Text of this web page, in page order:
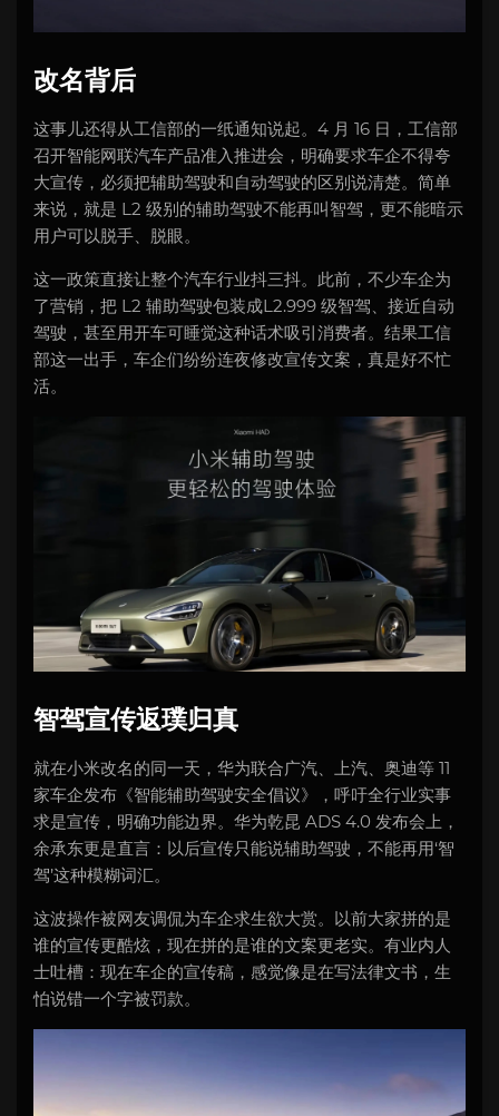
改名背后
这事儿还得从工信部的一纸通知说起。4 月 16 日，工信部
召开智能网联汽车产品准入推进会，明确要求车企不得夸
大宣传，必须把辅助驾驶和自动驾驶的区别说清楚。简单
来说，就是 L2 级别的辅助驾驶不能再叫智驾，更不能暗示
用户可以脱手、脱眼。
这一政策直接让整个汽车行业抖三抖。此前，不少车企为
了营销，把 L2 辅助驾驶包装成L2.999 级智驾、接近自动
驾驶，甚至用开车可睡觉这种话术吸引消费者。结果工信
部这一出手，车企们纷纷连夜修改宣传文案，真是好不忙
活。
智驾宣传返璞归真
就在小米改名的同一天，华为联合广汽、上汽、奥迪等 11
家车企发布《智能辅助驾驶安全倡议》，呼吁全行业实事
求是宣传，明确功能边界。华为乾昆 ADS 4.0 发布会上，
余承东更是直言：以后宣传只能说辅助驾驶，不能再用‘智
驾’这种模糊词汇。
这波操作被网友调侃为车企求生欲大赏。以前大家拼的是
谁的宣传更酷炫，现在拼的是谁的文案更老实。有业内人
士吐槽：现在车企的宣传稿，感觉像是在写法律文书，生
怕说错一个字被罚款。